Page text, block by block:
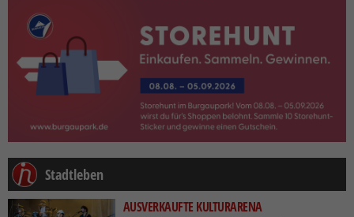
Stadtleben
AUSVERKAUFTE KULTURARENA